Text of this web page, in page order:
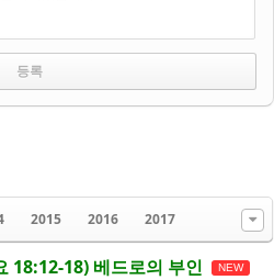
2015 2016 2017
18:12-18) 베드로의 부인 NEW